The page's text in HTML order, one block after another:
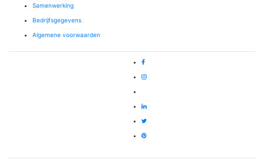
Samenwerking
Bedrijfsgegevens
Algemene voorwaarden